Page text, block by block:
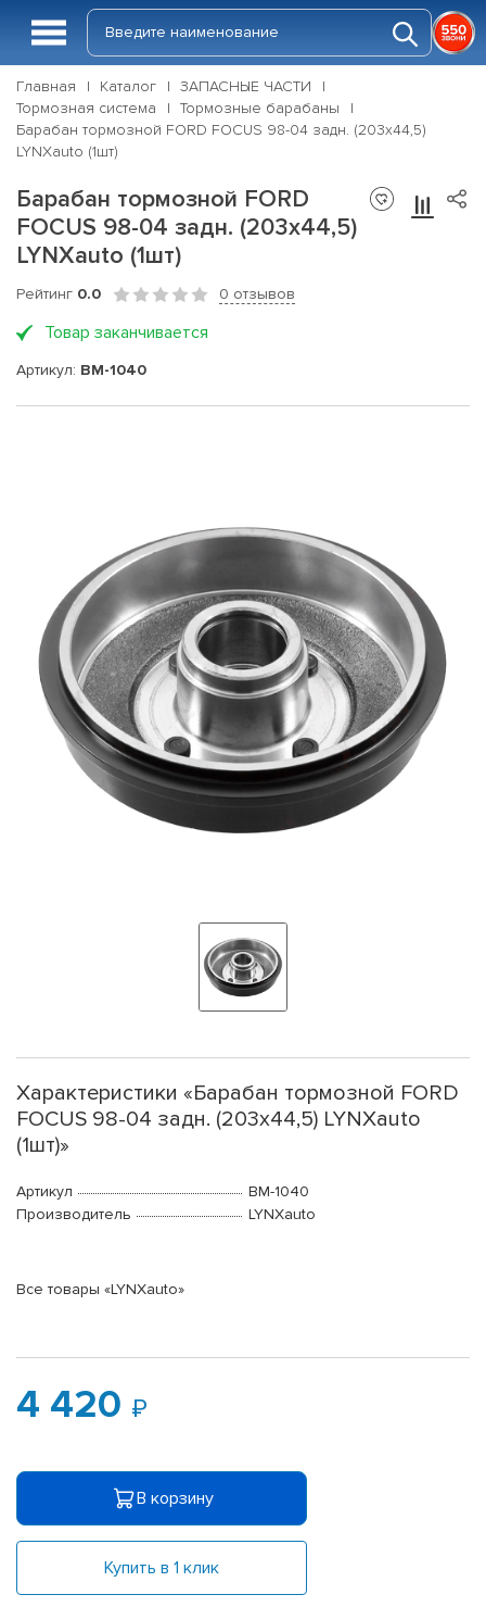
Главная Каталог
ЗАПАСНЫЕ ЧАСТИ
Тормозная система
Тормозные барабаны
Барабан тормозной FORD FOCUS 98-04 задн. (203x44,5)
LYNXauto (1шт)
Барабан тормозной FORD
FOCUS 98-04 задн. (203x44,5)
LYNXauto (1шт)
Рейтинг 0.0 0 отзывов
Товар заканчивается
Артикул: BM-1040
Характеристики «Барабан тормозной FORD
FOCUS 98-04 задн. (203x44,5) LYNXauto
(1шт)»
Артикул
BM-1040
Производитель
LYNXauto
Все товары «LYNXauto»
4 420
В корзину
Купить в 1 клик